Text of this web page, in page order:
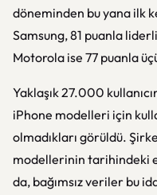
döneminden bu yana ilk
Samsung, 81 puanla
Motorola ise 77 puanla
Yaklaşık 27.000
iPhone modelleri için
olmadıkları görüldü.
modellerinin tarihindeki
da, bağımsız veriler bu